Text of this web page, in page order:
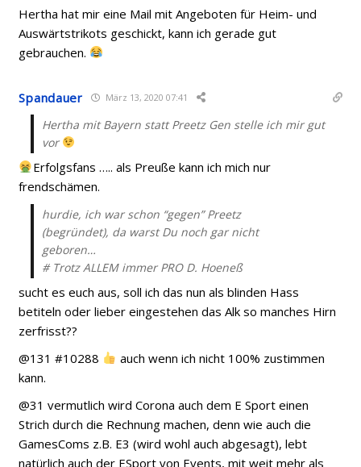
Hertha hat mir eine Mail mit Angeboten für Heim- und
Auswärtstrikots geschickt, kann ich gerade gut
gebrauchen.
Spandauer März 13, 2020 07:41
Hertha mit Bayern statt Preetz Gen stelle ich mir gut
vor
Erfolgsfans ….. als Preuße kann ich mich nur
frendschämen.
hurdie, ich war schon “gegen” Preetz
(begründet), da warst Du noch gar nicht
geboren…
# Trotz ALLEM immer PRO D. Hoeneß
sucht es euch aus, soll ich das nun als blinden Hass
betiteln oder lieber eingestehen das Alk so manches Hirn
zerfrisst??
@131 #10288
auch wenn ich nicht 100% zustimmen
kann.
@31 vermutlich wird Corona auch dem E Sport einen
Strich durch die Rechnung machen, denn wie auch die
GamesComs z.B. E3 (wird wohl auch abgesagt), lebt
natürlich auch der ESport von Events, mit weit mehr als